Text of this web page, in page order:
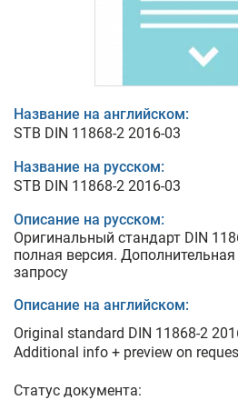
Название на английском:
STB DIN 11868-2 2016-03
Название на русском:
STB DIN 11868-2 2016-03
Описание на русском:
Оригинальный стандарт DIN
полная версия.
запросу
Описание на английском:
Original standard DIN 11868-2
Additional info + preview on
Статус документа: